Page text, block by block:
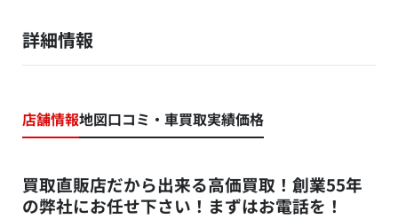
詳細情報
店舗情報地図口コミ・車買取実績価格
買取直販店だから出来る高価買取！創業55年
の弊社にお任せ下さい！まずはお電話を！